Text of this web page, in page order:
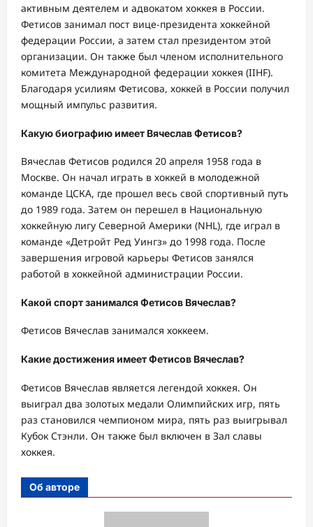
активным деятелем и адвокатом хоккея в России.
Фетисов занимал пост вице-президента хоккейной
федерации России, а затем стал президентом этой
организации. Он также был членом исполнительного
комитета Международной федерации хоккея (IIHF).
Благодаря усилиям Фетисова, хоккей в России получил
мощный импульс развития.
Какую биографию имеет Вячеслав Фетисов?
Вячеслав Фетисов родился 20 апреля 1958 года в
Москве. Он начал играть в хоккей в молодежной
команде ЦСКА, где прошел весь свой спортивный путь
до 1989 года. Затем он перешел в Национальную
хоккейную лигу Северной Америки (NHL), где играл в
команде «Детройт Ред Уингз» до 1998 года. После
завершения игровой карьеры Фетисов занялся
работой в хоккейной администрации России.
Какой спорт занимался Фетисов Вячеслав?
Фетисов Вячеслав занимался хоккеем.
Какие достижения имеет Фетисов Вячеслав?
Фетисов Вячеслав является легендой хоккея. Он
выиграл два золотых медали Олимпийских игр, пять
раз становился чемпионом мира, пять раз выигрывал
Кубок Стэнли. Он также был включен в Зал славы
хоккея.
Об авторе